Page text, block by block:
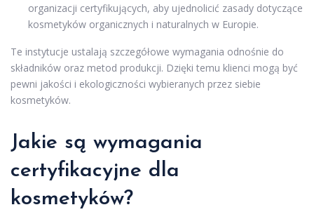
organizacji certyfikujących, aby ujednolicić zasady dotyczące
kosmetyków organicznych i naturalnych w Europie.
Te instytucje ustalają szczegółowe wymagania odnośnie do
składników oraz metod produkcji. Dzięki temu klienci mogą być
pewni jakości i ekologiczności wybieranych przez siebie
kosmetyków.
Jakie są wymagania
certyfikacyjne dla
kosmetyków?